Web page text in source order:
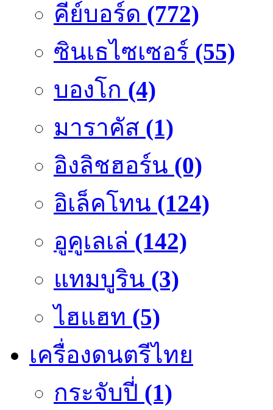
คีย์บอร์ด (772)
ซินเธไซเซอร์ (55)
บองโก (4)
มาราคัส (1)
อิงลิชฮอร์น (0)
อิเล็คโทน (124)
อูคูเลเล่ (142)
แทมบูริน (3)
ไฮแฮท (5)
เครื่องดนตรีไทย
กระจับปี่ (1)